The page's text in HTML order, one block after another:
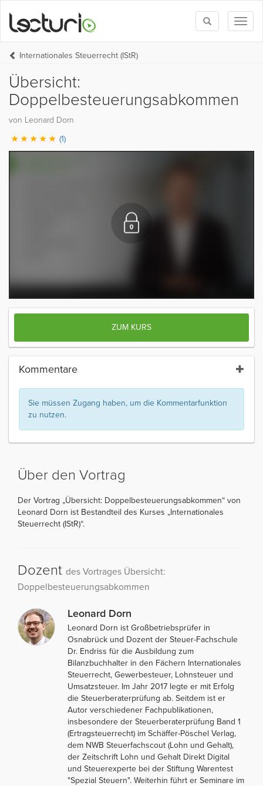
Toggle
search
Internationales Steuerrecht (IStR)
Übersicht:
Doppelbesteuerungsabkommen
von Leonard Dorn
(1)
ZUM KURS
Kommentare
Sie müssen Zugang haben, um die Kommentarfunktion
zu nutzen.
Über den Vortrag
Der Vortrag „Übersicht: Doppelbesteuerungsabkommen“ von
Leonard Dorn ist Bestandteil des Kurses „Internationales
Steuerrecht (IStR)“.
Dozent des Vortrages Übersicht:
Doppelbesteuerungsabkommen
Leonard Dorn
Leonard Dorn ist Großbetriebsprüfer in
Osnabrück und Dozent der Steuer-Fachschule
Dr. Endriss für die Ausbildung zum
Bilanzbuchhalter in den Fächern Internationales
Steuerrecht, Gewerbesteuer, Lohnsteuer und
Umsatzsteuer. Im Jahr 2017 legte er mit Erfolg
die Steuerberaterprüfung ab. Seitdem ist er
Autor verschiedener Fachpublikationen,
insbesondere der Steuerberaterprüfung Band 1
(Ertragsteuerrecht) im Schäffer-Pöschel Verlag,
dem NWB Steuerfachscout (Lohn und Gehalt),
der Zeitschrift Lohn und Gehalt Direkt Digital
und Steuerexperte bei der Stiftung Warentest
"Spezial Steuern". Weiterhin führt er Seminare im